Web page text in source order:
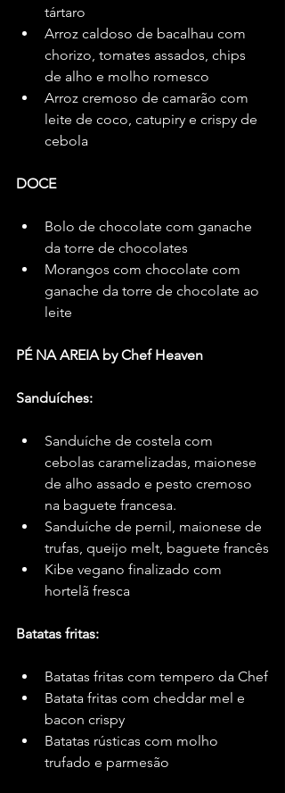
tártaro
Arroz caldoso de bacalhau com
chorizo, tomates assados, chips
de alho e molho romesco
Arroz cremoso de camarão com
leite de coco, catupiry e crispy de
cebola
DOCE
Bolo de chocolate com ganache
da torre de chocolates
Morangos com chocolate com
ganache da torre de chocolate ao
leite
PÉ NA AREIA by Chef Heaven
Sanduíches:
Sanduíche de costela com
cebolas caramelizadas, maionese
de alho assado e pesto cremoso
na baguete francesa.
Sanduíche de pernil, maionese de
trufas, queijo melt, baguete francês
Kibe vegano finalizado com
hortelã fresca
Batatas fritas:
Batatas fritas com tempero da Chef
Batata fritas com cheddar mel e
bacon crispy
Batatas rústicas com molho
trufado e parmesão